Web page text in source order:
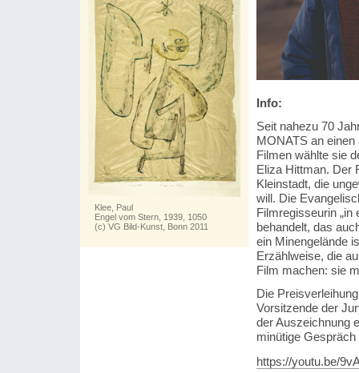
Klee, Paul
Engel vom Stern, 1939, 1050
(c) VG Bild-Kunst, Bonn 2011
Info:
Seit nahezu 70
MONATS an
Filmen wählte sie
Eliza Hittman. Der
Kleinstadt, die
will. Die
Filmregisseurin
behandelt, das
ein Minengelände
Erzählweise, die
Film machen: sie
Die
Vorsitzende der
der Auszeichnung
minütige
https://youtu.be/